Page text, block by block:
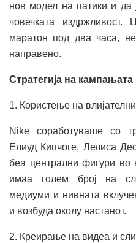
нов модел на патики и да
човечката
маратон под два часа,
направено.
Стратегија на кампањата
1. Користење на
Nike соработуваше со
Елиуд Кипчоге, Лелиса
беа централни фигури во
имаа голем број на
медиуми и нивната
и возбуда околу настанот.
2. Креирање на видеа и